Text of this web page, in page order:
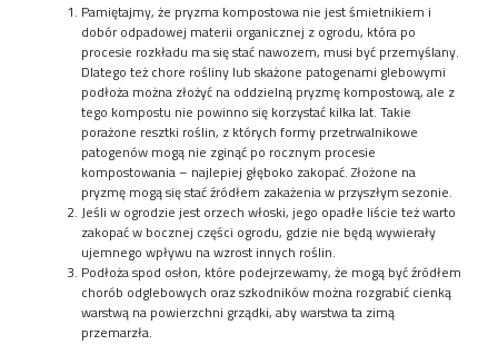
Pamiętajmy, że pryzma kompostowa nie jest śmietnikiem i
dobór odpadowej materii organicznej z ogrodu, która po
procesie rozkładu ma się stać nawozem, musi być przemyślany.
Dlatego też chore rośliny lub skażone patogenami glebowymi
podłoża można złożyć na oddzielną pryzmę kompostową, ale z
tego kompostu nie powinno się korzystać kilka lat. Takie
porażone resztki roślin, z których formy przetrwalnikowe
patogenów mogą nie zginąć po rocznym procesie
kompostowania – najlepiej głęboko zakopać. Złożone na
pryzmę mogą się stać źródłem zakażenia w przyszłym sezonie.
Jeśli w ogrodzie jest orzech włoski, jego opadłe liście też warto
zakopać w bocznej części ogrodu, gdzie nie będą wywierały
ujemnego wpływu na wzrost innych roślin.
Podłoża spod osłon, które podejrzewamy, że mogą być źródłem
chorób odglebowych oraz szkodników można rozgrabić cienką
warstwą na powierzchni grządki, aby warstwa ta zimą
przemarzła.